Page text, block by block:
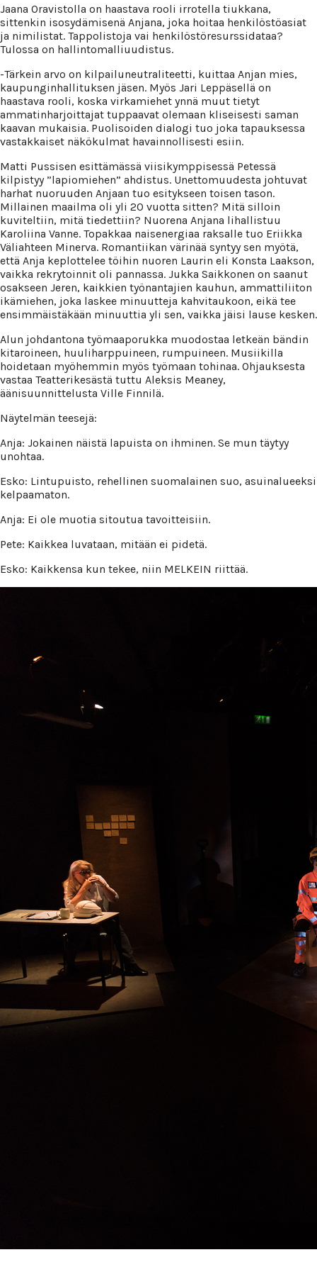
Jaana Oravistolla on haastava rooli irrotella tiukkana,
sittenkin isosydämisenä Anjana, joka hoitaa henkilöstöasiat
ja nimilistat. Tappolistoja vai henkilöstöresurssidataa?
Tulossa on hallintomalliuudistus.
-Tärkein arvo on kilpailuneutraliteetti, kuittaa Anjan mies,
kaupunginhallituksen jäsen. Myös Jari Leppäsellä on
haastava rooli, koska virkamiehet ynnä muut tietyt
ammatinharjoittajat tuppaavat olemaan kliseisesti saman
kaavan mukaisia. Puolisoiden dialogi tuo joka tapauksessa
vastakkaiset näkökulmat havainnollisesti esiin.
Matti Pussisen esittämässä viisikymppisessä Petessä
kilpistyy ”lapiomiehen” ahdistus. Unettomuudesta johtuvat
harhat nuoruuden Anjaan tuo esitykseen toisen tason.
Millainen maailma oli yli 20 vuotta sitten? Mitä silloin
kuviteltiin, mitä tiedettiin? Nuorena Anjana lihallistuu
Karoliina Vanne. Topakkaa naisenergiaa raksalle tuo Eriikka
Väliahteen Minerva. Romantiikan värinää syntyy sen myötä,
että Anja keplottelee töihin nuoren Laurin eli Konsta Laakson,
vaikka rekrytoinnit oli pannassa. Jukka Saikkonen on saanut
osakseen Jeren, kaikkien työnantajien kauhun, ammattiliiton
ikämiehen, joka laskee minuutteja kahvitaukoon, eikä tee
ensimmäistäkään minuuttia yli sen, vaikka jäisi lause kesken.
Alun johdantona työmaaporukka muodostaa letkeän bändin
kitaroineen, huuliharppuineen, rumpuineen. Musiikilla
hoidetaan myöhemmin myös työmaan tohinaa. Ohjauksesta
vastaa Teatterikesästä tuttu Aleksis Meaney,
äänisuunnittelusta Ville Finnilä.
Näytelmän teesejä:
Anja: Jokainen näistä lapuista on ihminen. Se mun täytyy
unohtaa.
Esko: Lintupuisto, rehellinen suomalainen suo, asuinalueeksi
kelpaamaton.
Anja: Ei ole muotia sitoutua tavoitteisiin.
Pete: Kaikkea luvataan, mitään ei pidetä.
Esko: Kaikkensa kun tekee, niin MELKEIN riittää.